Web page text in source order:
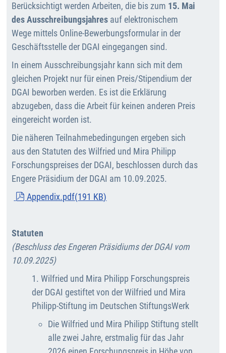
Berücksichtigt werden Arbeiten, die bis zum 15. Mai
des Ausschreibungsjahres auf elektronischem
Wege mittels Online-Bewerbungsformular in der
Geschäftsstelle der DGAI eingegangen sind.
In einem Ausschreibungsjahr kann sich mit dem
gleichen Projekt nur für einen Preis/Stipendium der
DGAI beworben werden. Es ist die Erklärung
abzugeben, dass die Arbeit für keinen anderen Preis
eingereicht worden ist.
Die näheren Teilnahmebedingungen ergeben sich
aus den Statuten des Wilfried und Mira Philipp
Forschungspreises der DGAI, beschlossen durch das
Engere Präsidium der DGAI am 10.09.2025.
pdf
Appendix.pdf(191 KB)
Statuten
(Beschluss des Engeren Präsidiums der DGAI vom
10.09.2025)
1. Wilfried und Mira Philipp Forschungspreis
der DGAI gestiftet von der Wilfried und Mira
Philipp-Stiftung im Deutschen StiftungsWerk
Die Wilfried und Mira Philipp Stiftung stellt
alle zwei Jahre, erstmalig für das Jahr